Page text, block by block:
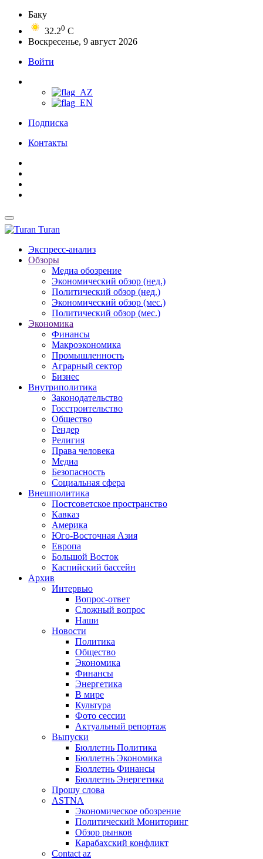
Баку
32.20 C
Воскресенье, 9 август 2026
Войти
Подписка
Контакты
Turan
Экспресс-анализ
Обзоры
Медиа обозрение
Экономический обзор (нед.)
Политический обзор (нед.)
Экономический обзор (мес.)
Политический обзор (мес.)
Экономика
Финансы
Макроэкономика
Промышленность
Аграрный сектор
Бизнес
Внутриполитика
Законодательство
Госстроительство
Общество
Гендер
Религия
Права человека
Медиа
Безопасность
Социальная сфера
Внешполитика
Постсоветское пространство
Кавказ
Америка
Юго-Восточная Азия
Европа
Большой Восток
Каспийский бассейн
Архив
Интервью
Вопрос-ответ
Сложный вопрос
Наши
Новости
Политика
Общество
Экономика
Финансы
Энергетика
В мире
Культура
Фото сессии
Актуальный репортаж
Выпуски
Бюллетнь Политика
Бюллетнь Экономика
Бюллетнь Финансы
Бюллетнь Энергетика
Прошу слова
ASTNA
Экономическое обозрение
Политический Мониторинг
Обзор рынков
Карабахский конфликт
Contact az